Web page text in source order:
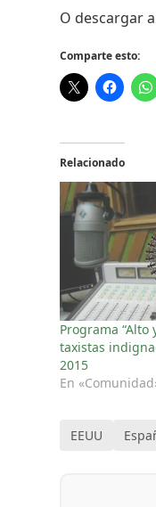
audio
O descargar
Comparte esto:
Relacionado
Programa “Alto
taxistas
2015
En
EEUU